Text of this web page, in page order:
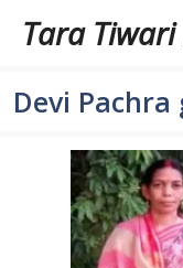
Tara
Devi